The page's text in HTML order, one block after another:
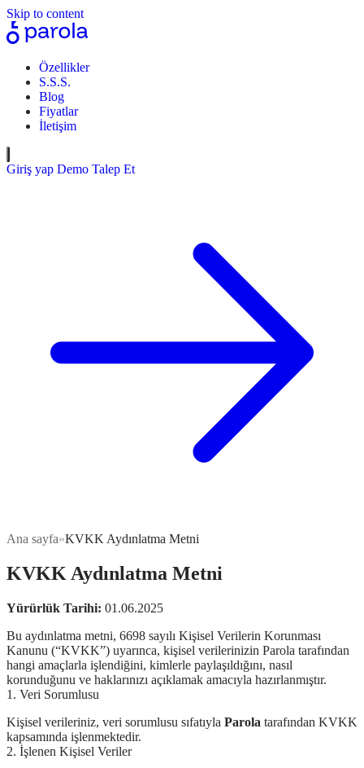
Skip to content
Özellikler
S.S.S.
Blog
Fiyatlar
İletişim
Giriş yap Demo Talep Et
Ana sayfa»KVKK Aydınlatma Metni
KVKK Aydınlatma Metni
Yürürlük Tarihi: 01.06.2025
Bu aydınlatma metni, 6698 sayılı Kişisel Verilerin Korunması
Kanunu (“KVKK”) uyarınca, kişisel verilerinizin Parola tarafından
hangi amaçlarla işlendiğini, kimlerle paylaşıldığını, nasıl
korunduğunu ve haklarınızı açıklamak amacıyla hazırlanmıştır.
1. Veri Sorumlusu
Kişisel verileriniz, veri sorumlusu sıfatıyla Parola tarafından KVKK
kapsamında işlenmektedir.
2. İşlenen Kişisel Veriler